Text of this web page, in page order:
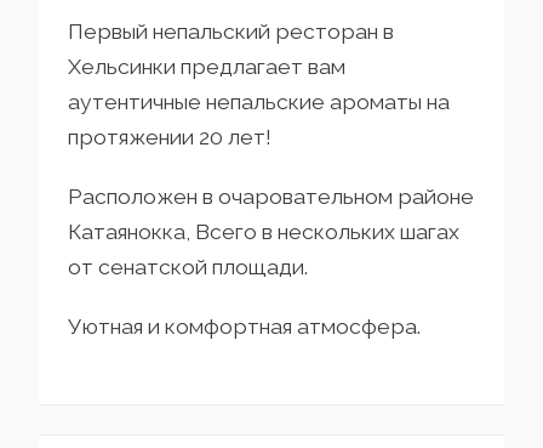
Первый непальский ресторан в
Хельсинки предлагает вам
аутентичные непальские ароматы на
протяжении 20 лет!
Расположен в очаровательном районе
Катаянокка, Всего в нескольких шагах
от сенатской площади.
Уютная и комфортная атмосфера.